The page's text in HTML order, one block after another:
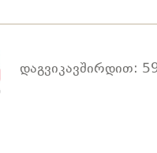
დაგვიკავშირდით: